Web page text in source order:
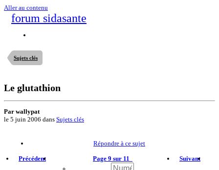
Aller au contenu
forum sidasante
Sujets clés
Le glutathion
Par wallypat
le 5 juin 2006 dans Sujets clés
Répondre à ce sujet
Précédent Suivant
Page 9 sur 11